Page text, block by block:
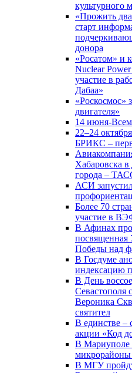
культурного
«Прожить
старт
донора
«Росатом» и
Nuclear
участие в
Дабаа»
«Роскосмос»
двигателя»
14 июня-
22–24
БРИКС –
Хабаровска
города –
АСИ
Более 70
участие в
В Афинах
посвященная
Победы над
В Госдуме
индексацию
В День
Севастополя
Вероника
святител
В единстве –
акции «Код
В Мариуполе
В МГУ